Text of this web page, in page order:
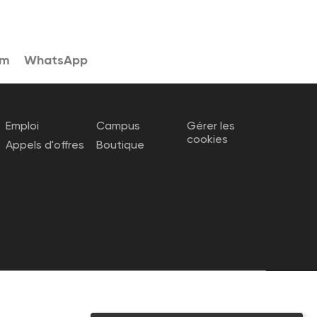
WhatsApp
Emploi
Appels d'offres
Campus
Boutique
Gérer les
cookies